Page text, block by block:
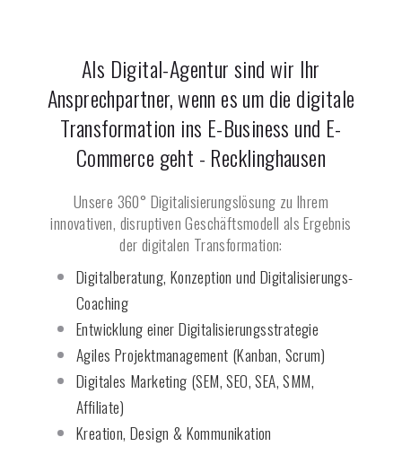
Als Digital-Agentur sind wir Ihr
Ansprechpartner, wenn es um die digitale
Transformation ins E-Business und E-
Commerce geht - Recklinghausen
Unsere 360° Digitalisierungslösung zu Ihrem
innovativen, disruptiven Geschäftsmodell als Ergebnis
der digitalen Transformation:
Digitalberatung, Konzeption und Digitalisierungs-
Coaching
Entwicklung einer Digitalisierungsstrategie
Agiles Projektmanagement (Kanban, Scrum)
Digitales Marketing (SEM, SEO, SEA, SMM,
Affiliate)
Kreation, Design & Kommunikation